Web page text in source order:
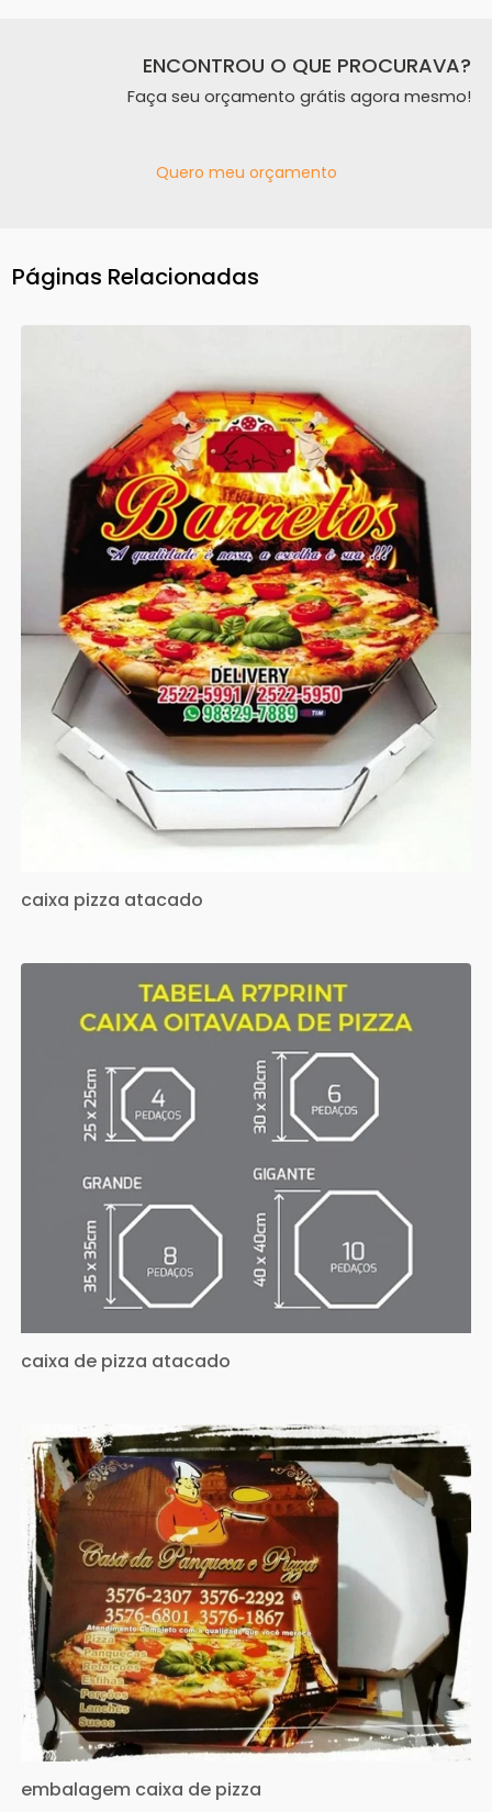
ENCONTROU O QUE PROCURAVA?
Faça seu orçamento grátis agora mesmo!
Quero meu orçamento
Páginas Relacionadas
caixa pizza atacado
caixa de pizza atacado
embalagem caixa de pizza